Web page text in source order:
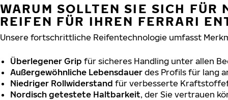
WARUM SOLLTEN SIE SICH FÜR
REIFEN FÜR IHREN FERRARI
Unsere fortschrittliche Reifentechnologie umfasst
Überlegener Grip für sicheres Handling unter allen
Außergewöhnliche Lebensdauer des Profils für lang
Niedriger Rollwiderstand für verbesserte
Nordisch getestete Haltbarkeit, der Sie vertrauen